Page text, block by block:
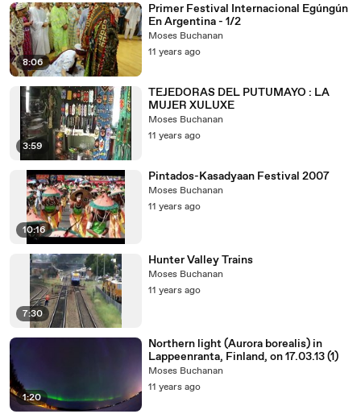
8:06
Primer Festival Internacional Egúngún
En Argentina - 1/2
Moses Buchanan
11 years ago
3:59
TEJEDORAS DEL PUTUMAYO : LA
MUJER XULUXE
Moses Buchanan
11 years ago
10:16
Pintados-Kasadyaan Festival 2007
Moses Buchanan
11 years ago
7:30
Hunter Valley Trains
Moses Buchanan
11 years ago
1:20
Northern light (Aurora borealis) in
Lappeenranta, Finland, on 17.03.13 (1)
Moses Buchanan
11 years ago